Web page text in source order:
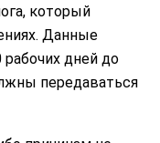
который
Данные
дней до
передаваться